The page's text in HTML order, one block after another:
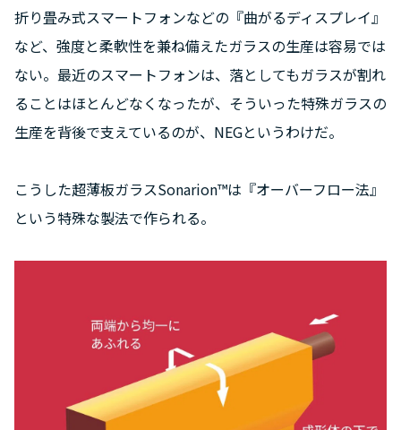
折り畳み式スマートフォンなどの『曲がるディスプレイ』
など、強度と柔軟性を兼ね備えたガラスの生産は容易では
ない。最近のスマートフォンは、落としてもガラスが割れ
ることはほとんどなくなったが、そういった特殊ガラスの
生産を背後で支えているのが、NEGというわけだ。
こうした超薄板ガラスSonarion™は『オーバーフロー法』
という特殊な製法で作られる。